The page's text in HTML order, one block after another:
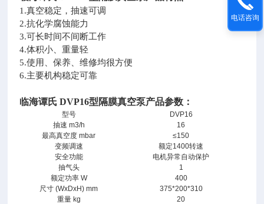
1.真空稳定，抽速可调
2.抗化学腐蚀能力
3.可长时间不间断工作
4.体积小、重量轻
5.使用、保养、维修均很方便
6.主要机构稳定可靠
临海谭氏 DVP16型隔膜真空泵产品参数：
型号
DVP16
抽速 m3/h
16
最高真空度 mbar
≤150
变频调速
额定1400转速
安全功能
电机异常自动保护
抽气头
1
额定功率 W
400
尺寸 (WxDxH) mm
375*200*310
重量 kg
20
电话咨询